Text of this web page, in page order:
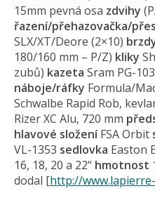
15mm pevná osa zdvihy
řazení/přehazo­vačka/
SLX/XT/Deore (2×10)
180/160 mm – P/Z) kliky
zubů) kazeta Sram PG-
náboje/ráfky Formula/
Schwalbe Rapid Rob,
Rizer XC Alu, 720 mm
hlavové složeníFSA Orbit
VL-1353 sedlovka Easton
16, 18, 20 a 22“ hmotnost
dodal [http://